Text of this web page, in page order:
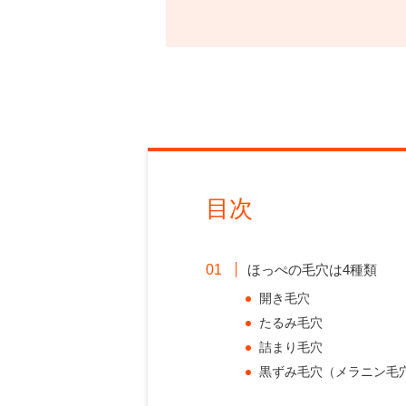
目次
ほっぺの毛穴は4種類
開き毛穴
たるみ毛穴
詰まり毛穴
黒ずみ毛穴（メラニン毛